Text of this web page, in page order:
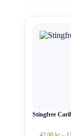
Stingfree